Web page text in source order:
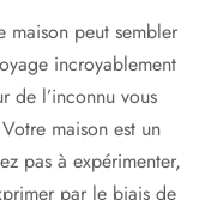
maison peut sembler
incroyablement
de l’inconnu vous
maison est un
pas à expérimenter,
par le biais de